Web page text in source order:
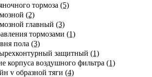
тормоза (5)
(2)
главный (3)
тормозами (1)
пола (3)
защитный (1)
корпуса воздушного фильтра (1)
v образной тяги (4)